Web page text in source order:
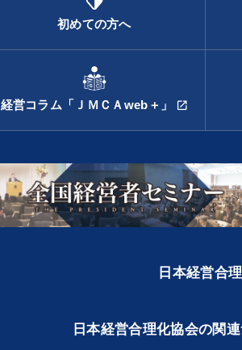
初めての方へ
経営コラム「ＪＭＣＡweb＋」 open_in_new
日本経営合
日本経営合理化協会の関連